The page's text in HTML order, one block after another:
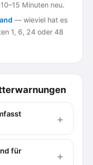
Minuten neu.
— wieviel hat es
1, 6, 24 oder 48
für